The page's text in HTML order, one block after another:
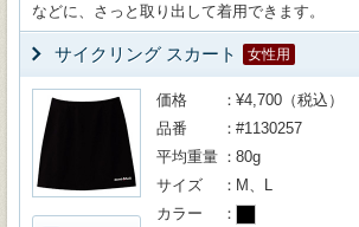
などに、さっと取り出して着用できます。
サイクリング スカート 女性用
価格
¥4,700（税込）
品番
#1130257
平均重量
80g
サイズ
M、L
カラー